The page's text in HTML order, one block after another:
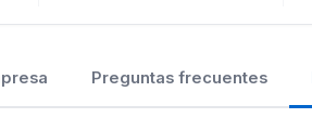
Preguntas frecuentes